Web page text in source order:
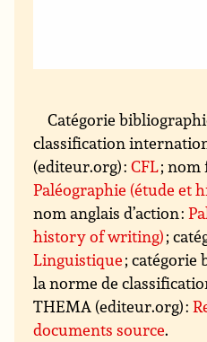
Catégorie
classification
(editeur.org) :CFL; nom
Paléographie (étude et
nom anglais d’action :
history of writing);
Linguistique; catégorie
la norme de
THEMA (editeur.org) :
documents source.